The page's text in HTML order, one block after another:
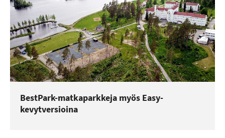
BestPark-matkaparkkeja myös Easy-
kevytversioina